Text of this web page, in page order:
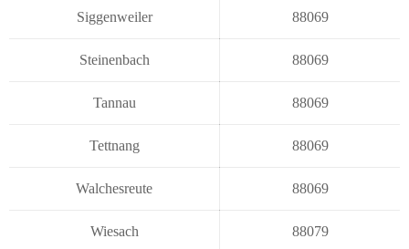
Siggenweiler 88069
Steinenbach 88069
Tannau 88069
Tettnang 88069
Walchesreute 88069
Wiesach 88079